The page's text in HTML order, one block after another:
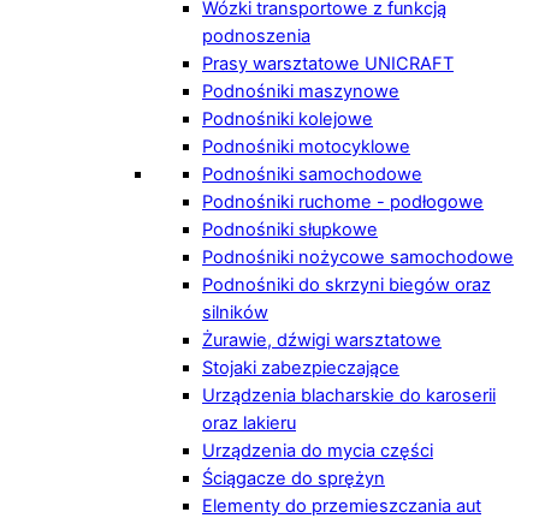
Wózki transportowe z funkcją
podnoszenia
Prasy warsztatowe UNICRAFT
Podnośniki maszynowe
Podnośniki kolejowe
Podnośniki motocyklowe
Podnośniki samochodowe
Podnośniki ruchome - podłogowe
Podnośniki słupkowe
Podnośniki nożycowe samochodowe
Podnośniki do skrzyni biegów oraz
silników
Żurawie, dźwigi warsztatowe
Stojaki zabezpieczające
Urządzenia blacharskie do karoserii
oraz lakieru
Urządzenia do mycia części
Ściągacze do sprężyn
Elementy do przemieszczania aut